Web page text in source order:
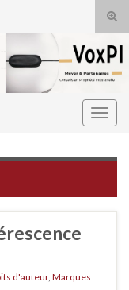
d'auteur, Marques